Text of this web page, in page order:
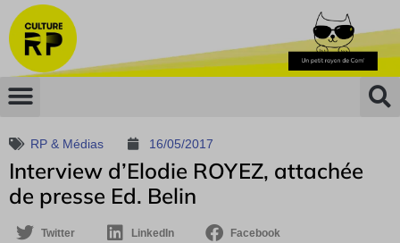
RP & Médias 16/05/2017
Interview d’Elodie ROYEZ, attachée
de presse Ed. Belin
Twitter LinkedIn Facebook